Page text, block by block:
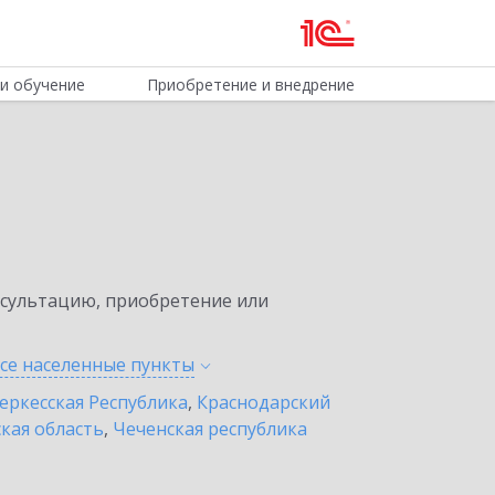
обучение Приобретение и внедрение
приобретение или
населенные пункты
Республика, Краснодарский
область, Чеченская республика